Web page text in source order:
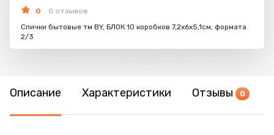
0
0 отзывов
Спички бытовые тм BY, БЛОК 10 коробков 7,2х6х5,1см, формата
2/3
Описание Характеристики Отзывы 0